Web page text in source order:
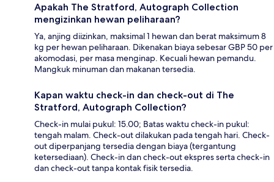
Apakah The Stratford, Autograph Collection
mengizinkan hewan peliharaan?
Ya, anjing diizinkan, maksimal 1 hewan dan berat maksimum 8
kg per hewan peliharaan. Dikenakan biaya sebesar GBP 50 per
akomodasi, per masa menginap. Kecuali hewan pemandu.
Mangkuk minuman dan makanan tersedia.
Kapan waktu check-in dan check-out di The
Stratford, Autograph Collection?
Check-in mulai pukul: 15.00; Batas waktu check-in pukul:
tengah malam. Check-out dilakukan pada tengah hari. Check-
out diperpanjang tersedia dengan biaya (tergantung
ketersediaan). Check-in dan check-out ekspres serta check-in
dan check-out tanpa kontak fisik tersedia.